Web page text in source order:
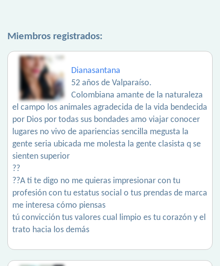
Miembros registrados:
Dianasantana
52 años de Valparaíso.
Colombiana amante de la naturaleza
el campo los animales agradecida de la vida bendecida
por Dios por todas sus bondades amo viajar conocer
lugares no vivo de apariencias sencilla megusta la
gente seria ubicada me molesta la gente clasista q se
sienten superior
??
??A ti te digo no me quieras impresionar con tu
profesión con tu estatus social o tus prendas de marca
me interesa cómo piensas
tú convicción tus valores cual limpio es tu corazón y el
trato hacia los demás